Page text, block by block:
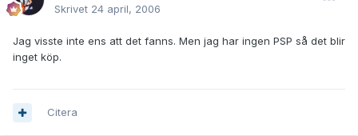
Skrivet 24 april, 2006
Jag visste inte ens att det fanns. Men jag har ingen PSP så det blir
inget köp.
Citera